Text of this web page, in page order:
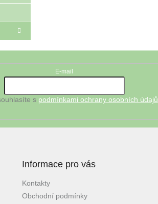
E-mail
s podmínkami ochrany osobních údajů
Informace pro vás
Kontakty
Obchodní podmínky